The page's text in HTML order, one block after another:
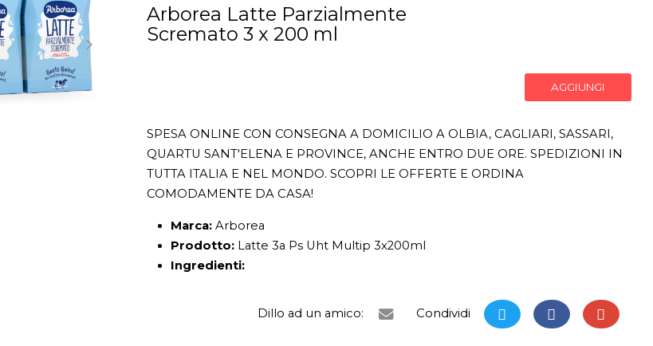
Arborea Latte Parzialmente
Scremato 3 x 200 ml
AGGIUNGI
SPESA ONLINE CON CONSEGNA A DOMICILIO A OLBIA, CAGLIARI, SASSARI,
QUARTU SANT'ELENA E PROVINCE, ANCHE ENTRO DUE ORE. SPEDIZIONI IN
TUTTA ITALIA E NEL MONDO. SCOPRI LE OFFERTE E ORDINA
COMODAMENTE DA CASA!
Marca:Arborea
Prodotto:Latte 3a Ps Uht Multip 3x200ml
Ingredienti:
Dillo ad un amico: Condividi